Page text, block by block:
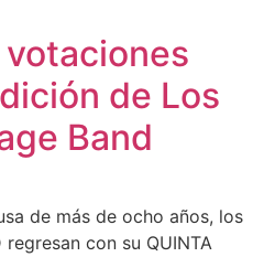
de Los
Band
de más de ocho años, los
regresan con su QUINTA